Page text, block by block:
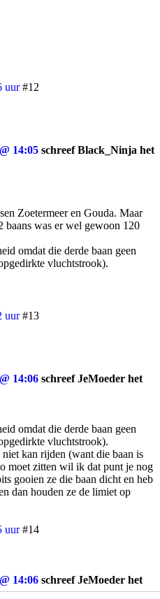
uur #12
14:05 schreef Black_Ninja het
Zoetermeer en Gouda. Maar
baans was er wel gewoon 120
omdat die derde baan geen
vluchtstrook).
uur #13
14:06 schreef JeMoeder het
omdat die derde baan geen
vluchtstrook).
kan rijden (want die baan is
moet zitten wil ik dat punt je nog
gooien ze die baan dicht en heb
dan houden ze de limiet op
uur #14
14:06 schreef JeMoeder het